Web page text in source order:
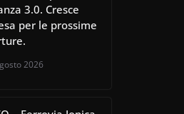
3.0. Cresce
per le prossime
2026